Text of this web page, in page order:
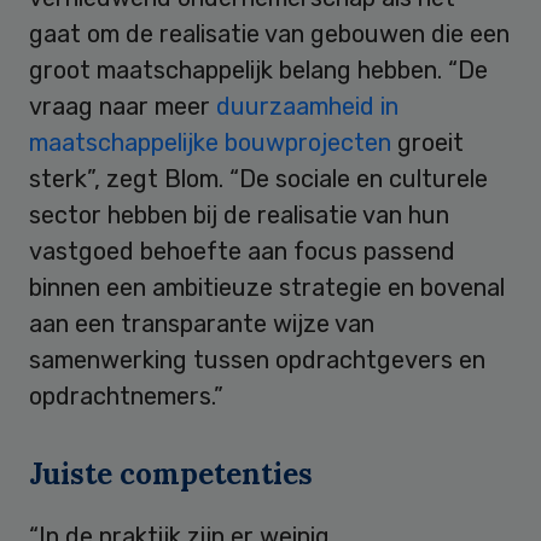
gaat om de realisatie van gebouwen die een
groot maatschappelijk belang hebben. “De
vraag naar meer duurzaamheid in
maatschappelijke bouwprojecten groeit
sterk”, zegt Blom. “De sociale en culturele
sector hebben bij de realisatie van hun
vastgoed behoefte aan focus passend
binnen een ambitieuze strategie en bovenal
aan een transparante wijze van
samenwerking tussen opdrachtgevers en
opdrachtnemers.”
Juiste competenties